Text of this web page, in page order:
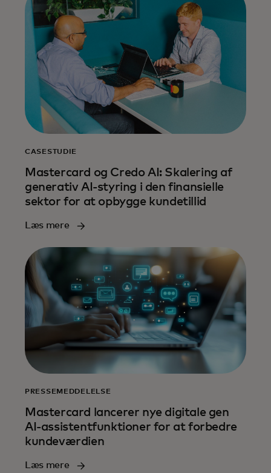
CASESTUDIE
Mastercard og Credo AI: Skalering af
generativ AI-styring i den finansielle
sektor for at opbygge kundetillid
Læs mere
PRESSEMEDDELELSE
Mastercard lancerer nye digitale gen
AI-assistentfunktioner for at forbedre
kundeværdien
Læs mere